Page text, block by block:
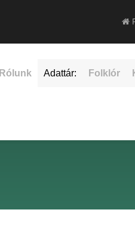
Rólunk Adattár: Folklór